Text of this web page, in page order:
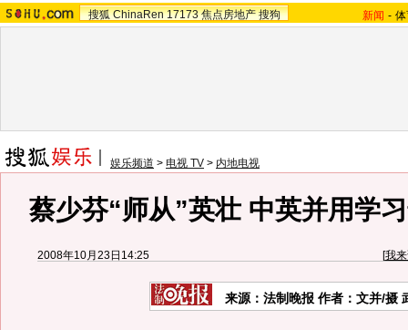
搜狐 ChinaRen 17173 焦点房地产 搜狗 新闻 -
娱乐频道 > 电视 TV > 内地电视
蔡少芬“师从”英壮 中英并用学
2008年10月23日14:25 [我
来源：法制晚报 作者：文并/摄